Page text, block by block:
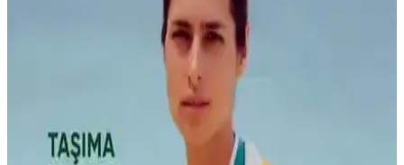
Homedius ve MCN Ürünlerinin Karşılaştırması
İki farklı peştemal ürününü malzeme, emicilik ve kullanım alanları
açısından karşılaştırıyoruz. Homedius'un %100 pamuk yapısı ve
yumuşaklığı ile MCN'nin yüksek emiciliği ve farklı kumaş karışımı
Calmera Home Natura Peştemal ve Miabella Home
Büyük Pamuklu Havlu Karşılaştırması